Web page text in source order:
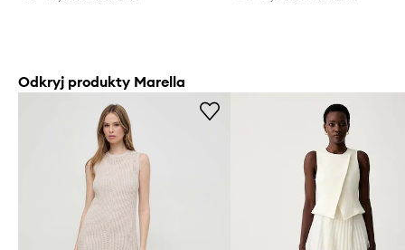
Odkryj produkty Marella